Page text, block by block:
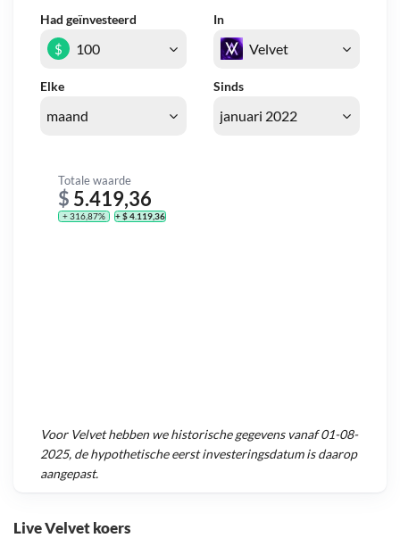
Live Velvet koers
Had geïnvesteerd In
Elke Sinds
$
Totale waarde
$ 5.419,36
+ 316,87% + $ 4.119,36
Voor Velvethebben we historische gegevens vanaf01-08-
2025, de hypothetische eerst investeringsdatum is daarop
aangepast.